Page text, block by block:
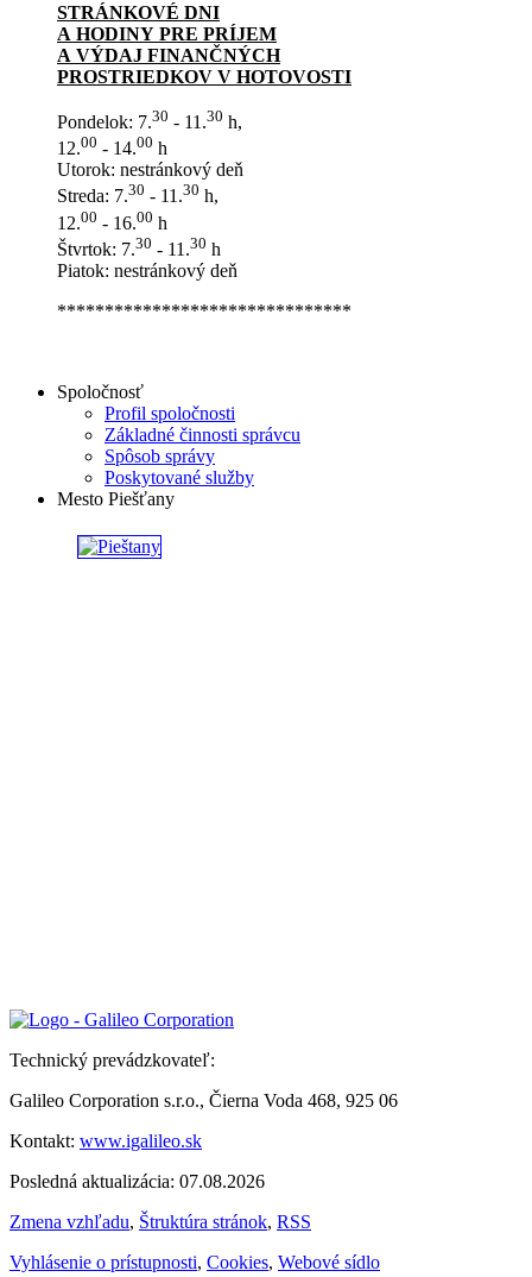
STRÁNKOVÉ DNI
A HODINY PRE PRÍJEM
A VÝDAJ FINANČNÝCH
PROSTRIEDKOV V HOTOVOSTI
Pondelok: 7.30 - 11.30 h,
12.00 - 14.00 h
Utorok: nestránkový deň
Streda: 7.30 - 11.30 h,
12.00 - 16.00 h
Štvrtok: 7.30 - 11.30 h
Piatok: nestránkový deň
*******************************
Spoločnosť
Profil spoločnosti
Základné činnosti správcu
Spôsob správy
Poskytované služby
Mesto Piešťany
Technický prevádzkovateľ:
Galileo Corporation s.r.o., Čierna Voda 468, 925 06
Kontakt: www.igalileo.sk
Posledná aktualizácia: 07.08.2026
Zmena vzhľadu, Štruktúra stránok, RSS
Vyhlásenie o prístupnosti, Cookies, Webové sídlo